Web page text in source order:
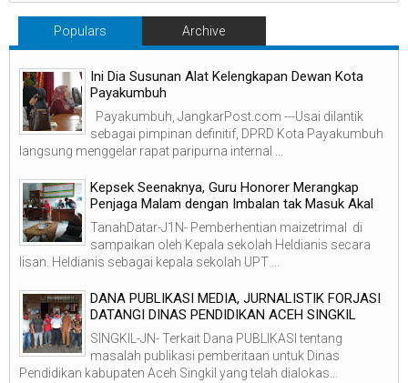
Populars Archive
Ini Dia Susunan Alat Kelengkapan Dewan Kota
Payakumbuh
Payakumbuh, JangkarPost.com ---Usai dilantik
sebagai pimpinan definitif, DPRD Kota Payakumbuh
langsung menggelar rapat paripurna internal ...
Kepsek Seenaknya, Guru Honorer Merangkap
Penjaga Malam dengan Imbalan tak Masuk Akal
TanahDatar-J1N- Pemberhentian maizetrimal di
sampaikan oleh Kepala sekolah Heldianis secara
lisan. Heldianis sebagai kepala sekolah UPT ...
DANA PUBLIKASI MEDIA, JURNALISTIK FORJASI
DATANGI DINAS PENDIDIKAN ACEH SINGKIL
SINGKIL-JN- Terkait Dana PUBLIKASI tentang
masalah publikasi pemberitaan untuk Dinas
Pendidikan kabupaten Aceh Singkil yang telah dialokas...